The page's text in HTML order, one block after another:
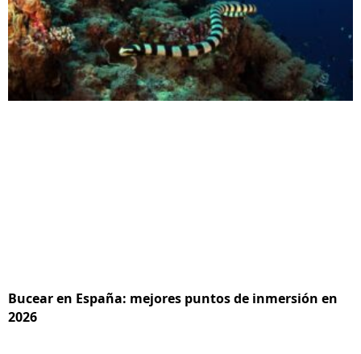
Bucear en España: mejores puntos de inmersión en
2026